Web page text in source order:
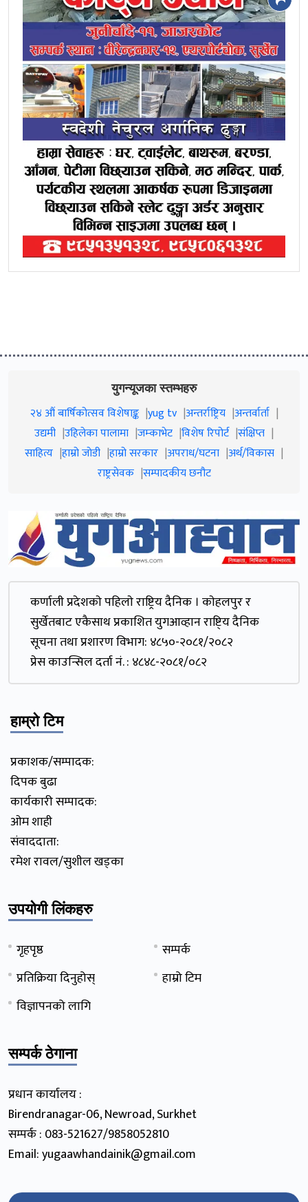
युगन्यूजका स्तम्भहरु
२४ औं बार्षिकोत्सव विशेषाङ्क yug tv अन्तर्राष्ट्रिय अन्तर्वार्ता
उद्यमी उहिलेका पालामा जम्काभेट विशेष रिपोर्ट संक्षिप्त
साहित्य हाम्रो जाेडी हाम्रो सरकार अपराध/घटना अर्थ/विकास
राष्ट्रसेवक सम्पादकीय छनौट
कर्णाली प्रदेशकाे पहिलाे राष्ट्रिय दैनिक । काेहलपुर र
सुर्खेतबाट एकैसाथ प्रकाशित युगआव्हान राष्टि्य दैनिक
सूचना तथा प्रशारण विभाग: ४८५०-२०८१/२०८२
प्रेस काउन्सिल दर्ता नं. : ४८४८-२०८१/०८२
हाम्रो टिम
प्रकाशक/सम्पादक:
दिपक बुढा
कार्यकारी सम्पादक:
ओम शाही
संवाददाता:
रमेश रावल/सुशील खड्का
उपयोगी लिंकहरु
गृहपृष्ठ
सम्पर्क
प्रतिक्रिया दिनुहोस्
हाम्रो टिम
विज्ञापनको लागि
सम्पर्क ठेगाना
प्रधान कार्यालय :
Birendranagar-06, Newroad, Surkhet
सम्पर्क : 083-521627/9858052810
Email: yugaawhandainik@gmail.com